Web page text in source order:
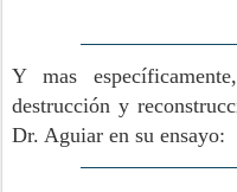
Y mas
destrucción y
Dr. Aguiar en su ensayo: